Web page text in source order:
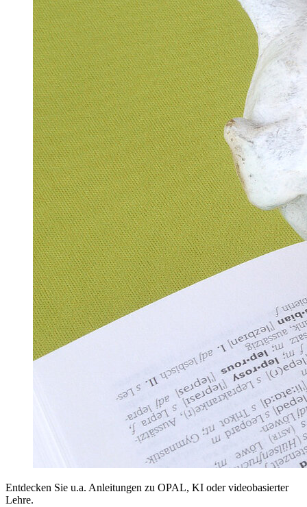
Entdecken Sie u.a. Anleitungen zu OPAL, KI oder videobasierter
Lehre.